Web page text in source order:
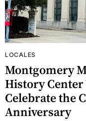
LOCALES
Montgomery
History
Celebrate the
Anniversary